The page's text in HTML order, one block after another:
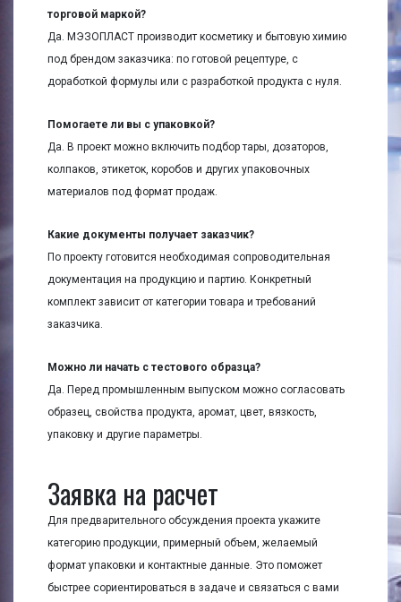
торговой маркой?
Да. МЭЗОПЛАСТ производит косметику и бытовую химию
под брендом заказчика: по готовой рецептуре, с
доработкой формулы или с разработкой продукта с нуля.
Помогаете ли вы с упаковкой?
Да. В проект можно включить подбор тары, дозаторов,
колпаков, этикеток, коробов и других упаковочных
материалов под формат продаж.
Какие документы получает заказчик?
По проекту готовится необходимая сопроводительная
документация на продукцию и партию. Конкретный
комплект зависит от категории товара и требований
заказчика.
Можно ли начать с тестового образца?
Да. Перед промышленным выпуском можно согласовать
образец, свойства продукта, аромат, цвет, вязкость,
упаковку и другие параметры.
Заявка на расчет
Для предварительного обсуждения проекта укажите
категорию продукции, примерный объем, желаемый
формат упаковки и контактные данные. Это поможет
быстрее сориентироваться в задаче и связаться с вами